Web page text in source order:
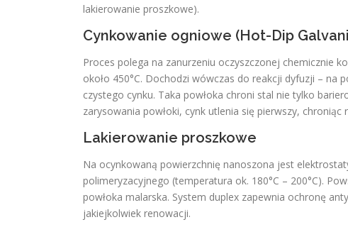
lakierowanie proszkowe).
Cynkowanie ogniowe (Hot-Dip
Proces polega na zanurzeniu oczyszczonej chemicznie
około 450°C. Dochodzi wówczas do reakcji dyfuzji –
czystego cynku. Taka powłoka chroni stal nie tylko
zarysowania powłoki, cynk utlenia się pierwszy, chroniąc
Lakierowanie proszkowe
Na ocynkowaną powierzchnię nanoszona jest
polimeryzacyjnego (temperatura ok. 180°C – 200°C).
powłoka malarska. System duplex zapewnia ochronę
jakiejkolwiek renowacji.